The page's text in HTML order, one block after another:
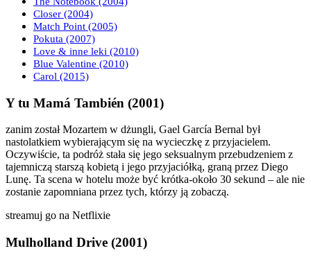
Closer (2004)
Match Point (2005)
Pokuta (2007)
Love & inne leki (2010)
Blue Valentine (2010)
Carol (2015)
Y tu Mamá También (2001)
zanim został Mozartem w dżungli, Gael García Bernal był
nastolatkiem wybierającym się na wycieczkę z przyjacielem.
Oczywiście, ta podróż stała się jego seksualnym przebudzeniem z
tajemniczą starszą kobietą i jego przyjaciółką, graną przez Diego
Lunę. Ta scena w hotelu może być krótka-około 30 sekund – ale nie
zostanie zapomniana przez tych, którzy ją zobaczą.
streamuj go na Netflixie
Mulholland Drive (2001)